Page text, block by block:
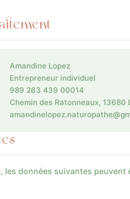
Amandine Lopez
Entrepreneur individuel
989 263 439 00014
Chemin des Ratonneaux,
les données suivantes peuvent